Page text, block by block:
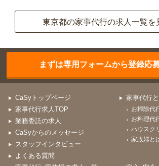
東京都の家事代行の求人一覧を
まずは専用フォームから登録応
CaSyトップページ
家事代行求人TOP
業務委託の求人
CaSyからのメッセージ
スタッフインタビュー
よくある質問
家事代行
お掃除代
お料理代
ハウスク
家政婦と